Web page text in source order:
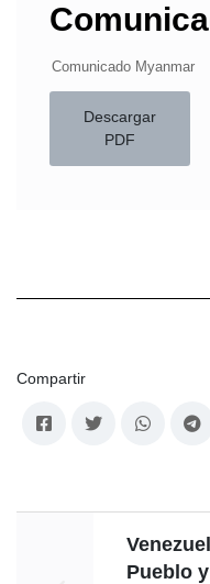
Comunicado Myanmar
Descargar
PDF
Compartir
Pueblo